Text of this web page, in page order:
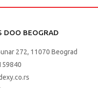
DOO BEOGRAD
272, 11070 Beograd